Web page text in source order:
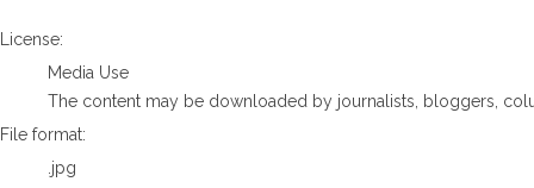
go to media item
License:
Media Use
The content may be downloaded by journalists, bloggers,
File format:
.jpg